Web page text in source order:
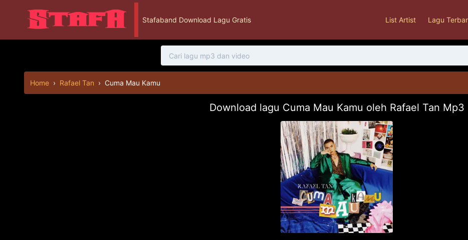
Stafaband Download Lagu Gratis List Artist Lagu
Home › Rafael Tan › Cuma Mau Kamu
Download lagu Cuma Mau Kamu oleh Rafael Tan Mp3